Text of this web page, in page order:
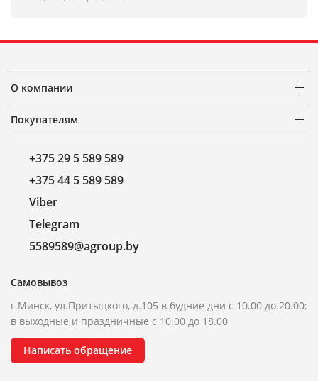
О компании
Покупателям
+375 29 5 589 589
+375 44 5 589 589
Viber
Telegram
5589589@agroup.by
Самовывоз
г.Минск, ул.Притыцкого, д.105 в будние дни с 10.00 до 20.00;
в выходные и праздничные с 10.00 до 18.00
Написать обращение